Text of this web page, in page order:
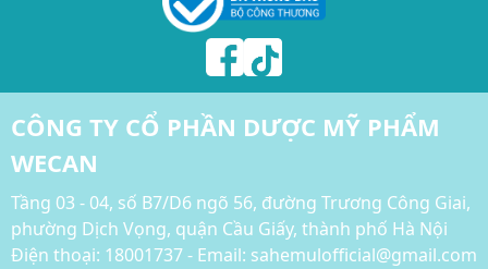
CÔNG TY CỔ PHẦN DƯỢC MỸ PHẨM
WECAN
Tầng 03 - 04, số B7/D6 ngõ 56, đường Trương Công Giai,
phường Dịch Vọng, quận Cầu Giấy, thành phố Hà Nội
Điện thoại: 18001737 - Email: sahemulofficial@gmail.com